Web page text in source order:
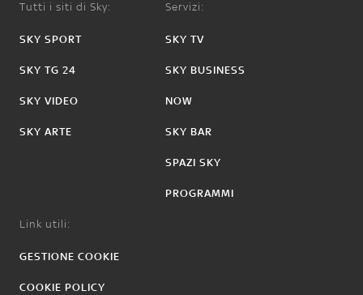
Tutti i siti di Sky:
SKY SPORT
SKY TG 24
SKY VIDEO
SKY ARTE
Servizi:
SKY TV
SKY BUSINESS
NOW
SKY BAR
SPAZI SKY
PROGRAMMI
Link utili:
GESTIONE COOKIE
COOKIE POLICY